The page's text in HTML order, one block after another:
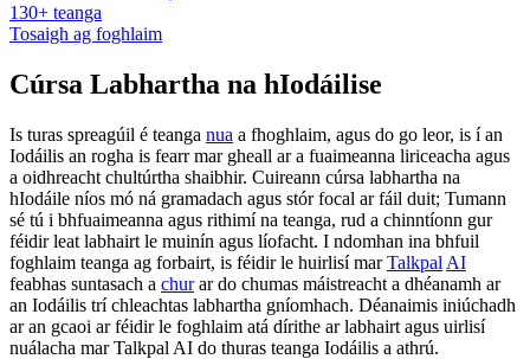
130+ teanga
Tosaigh ag foghlaim
Cúrsa Labhartha na hIodáilise
Is turas spreagúil é teanga nua a fhoghlaim, agus do go leor, is í an
Iodáilis an rogha is fearr mar gheall ar a fuaimeanna liriceacha agus
a oidhreacht chultúrtha shaibhir. Cuireann cúrsa labhartha na
hIodáile níos mó ná gramadach agus stór focal ar fáil duit; Tumann
sé tú i bhfuaimeanna agus rithimí na teanga, rud a chinntíonn gur
féidir leat labhairt le muinín agus líofacht. I ndomhan ina bhfuil
foghlaim teanga ag forbairt, is féidir le huirlisí marTalkpal AI
feabhas suntasach a churar do chumas máistreacht a dhéanamh ar
an Iodáilis trí chleachtas labhartha gníomhach. Déanaimis iniúchadh
ar an gcaoi ar féidir le foghlaim atá dírithe ar labhairt agus uirlisí
nuálacha mar Talkpal AI do thuras teanga Iodáilis a athrú.